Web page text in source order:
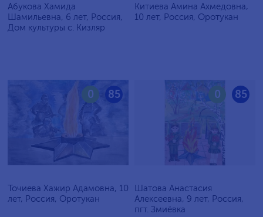
Абукова Хамида
Шамильевна, 6 лет, Россия,
Дом культуры с. Кизляр
Китиева Амина Ахмедовна,
10 лет, Россия, Оротукан
85
0
Точиева Хажир Адамовна, 10
лет, Россия, Оротукан
85
0
Шатова Анастасия
Алексеевна, 9 лет, Россия,
пгт. Змиёвка